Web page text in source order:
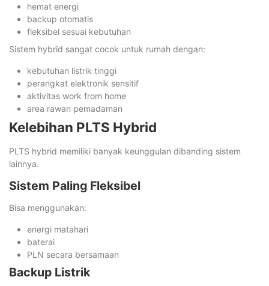
hemat energi
backup otomatis
fleksibel sesuai kebutuhan
Sistem hybrid sangat cocok untuk rumah dengan:
kebutuhan listrik tinggi
perangkat elektronik sensitif
aktivitas work from home
area rawan pemadaman
Kelebihan PLTS Hybrid
PLTS hybrid memiliki banyak keunggulan dibanding sistem
lainnya.
Sistem Paling Fleksibel
Bisa menggunakan:
energi matahari
baterai
PLN secara bersamaan
Backup Listrik